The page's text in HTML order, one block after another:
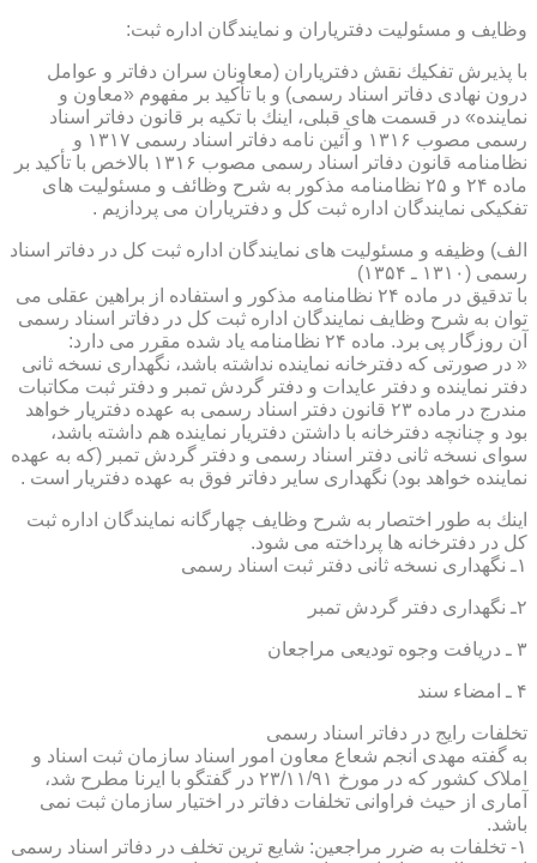
وظایف و مسئولیت دفتریاران و نمایندگان اداره ثبت:
با پذیرش تفكیك نقش دفتریاران (معاونان سران دفاتر و عوامل
درون نهادی دفاتر اسناد رسمی) و با تأكید بر مفهوم «معاون و
نماینده» در قسمت های قبلی، اینك با تكیه بر قانون دفاتر اسناد
رسمی مصوب ۱۳۱۶ و آئین نامه دفاتر اسناد رسمی ۱۳۱۷ و
نظامنامه قانون دفاتر اسناد رسمی مصوب ۱۳۱۶ بالاخص با تأكید بر
ماده ۲۴ و ۲۵ نظامنامه مذكور به شرح وظائف و مسئولیت های
تفكیكی نمایندگان اداره ثبت كل و دفتریاران می پردازیم .
الف) وظیفه و مسئولیت های نمایندگان اداره ثبت كل در دفاتر اسناد
رسمی (۱۳۱۰ ـ ۱۳۵۴)
با تدقیق در ماده ۲۴ نظامنامه مذكور و استفاده از براهین عقلی می
توان به شرح وظایف نمایندگان اداره ثبت كل در دفاتر اسناد رسمی
آن روزگار پی برد. ماده ۲۴ نظامنامه یاد شده مقرر می دارد:
« در صورتی كه دفترخانه نماینده نداشته باشد، نگهداری نسخه ثانی
دفتر نماینده و دفتر عایدات و دفتر گردش تمبر و دفتر ثبت مكاتبات
مندرج در ماده ۲۳ قانون دفتر اسناد رسمی به عهده دفتریار خواهد
بود و چنانچه دفترخانه با داشتن دفتریار نماینده هم داشته باشد،
سوای نسخه ثانی دفتر اسناد رسمی و دفتر گردش تمبر (كه به عهده
نماینده خواهد بود) نگهداری سایر دفاتر فوق به عهده دفتریار است .
اینك به طور اختصار به شرح وظایف چهارگانه نمایندگان اداره ثبت
كل در دفترخانه ها پرداخته می شود.
۱ـ نگهداری نسخه ثانی دفتر ثبت اسناد رسمی
۲ـ نگهداری دفتر گردش تمبر
۳ ـ دریافت وجوه تودیعی مراجعان
۴ ـ امضاء سند
تخلفات رایج در دفاتر اسناد رسمی
به گفته مهدی انجم شعاع معاون امور اسناد سازمان ثبت اسناد و
املاک کشور که در مورخ ۲۳/۱۱/۹۱ در گفتگو با ایرنا مطرح شد،
آماری از حیث فراوانی تخلفات دفاتر در اختیار سازمان ثبت نمی
باشد.
۱- تخلفات به ضرر مراجعین: شایع ترین تخلف در دفاتر اسناد رسمی